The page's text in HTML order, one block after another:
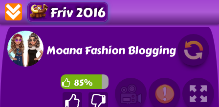
Friv 2016
Moana Fashion Blogging
85%